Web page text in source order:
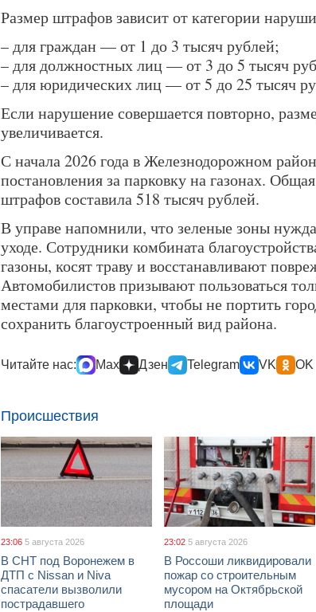
Размер штрафов зависит от категории
– для граждан — от 1 до 3 тысяч рублей;
– для должностных лиц — от 3 до 5 тысяч
– для юридических лиц — от 5 до 25 тысяч
Если нарушение совершается повторно,
увеличивается.
С начала 2026 года в Железнодорожном
постановления за парковку на газонах.
штрафов составила 518 тысяч рублей.
В управе напомнили, что зеленые зоны
уходе. Сотрудники комбината
газоны, косят траву и восстанавливают
Автомобилистов призывают пользоваться
местами для парковки, чтобы не портить
сохранить благоустроенный вид района.
Читайте нас: Max Дзен Telegram VK OK
Происшествия
23:06 5 августа 2026
В СНТ под Воронежем в
ДТП с Nissan и Niva
спасатели вызволили
пострадавшего
23:02 5 августа 2026
В Россоши ликвидировали
пожар со строительным
мусором на Октябрьской
площади